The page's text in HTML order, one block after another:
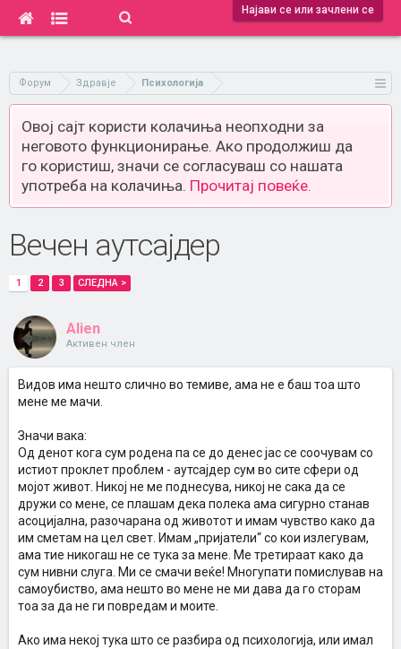
Најави се или зачлени се
Форум Здравје Психологија
Овој сајт користи колачиња неопходни за
неговото функционирање. Ако продолжиш да
го користиш, значи се согласуваш со нашата
употреба на колачиња. Прочитај повеќе.
Вечен аутсајдер
1 2 3 СЛЕДНА >
Alien
Активен член
Видов има нешто слично во темиве, ама не е баш тоа што
мене ме мачи.
Значи вака:
Од денот кога сум родена па се до денес јас се соочувам со
истиот проклет проблем - аутсајдер сум во сите сфери од
мојот живот. Никој не ме поднесува, никој не сака да се
дружи со мене, се плашам дека полека ама сигурно станав
асоцијална, разочарана од животот и имам чувство како да
им сметам на цел свет. Имам „пријатели“ со кои излегувам,
ама тие никогаш не се тука за мене. Ме третираат како да
сум нивни слуга. Ми се смачи веќе! Многупати помислував на
самоубиство, ама нешто во мене не ми дава да го сторам
тоа за да не ги повредам и моите.
Ако има некој тука што се разбира од психологија, или имал